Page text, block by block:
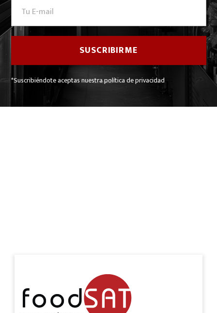
*Suscribiéndote aceptas nuestra política de privacidad